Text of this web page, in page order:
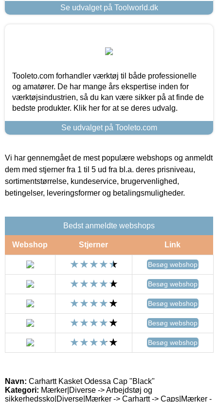
Se udvalget på Toolworld.dk
Tooleto.com forhandler værktøj til både professionelle
og amatører. De har mange års ekspertise inden for
værktøjsindustrien, så du kan være sikker på at finde de
bedste produkter. Klik her for at se deres udvalg.
Se udvalget på Tooleto.com
Vi har gennemgået de mest populære webshops og anmeldt
dem med stjerner fra 1 til 5 ud fra bl.a. deres prisniveau,
sortimentstørrelse, kundeservice, brugervenlighed,
betingelser, leveringsformer og betalingsmuligheder.
Bedst anmeldte webshops
Webshop Stjerner Link
Besøg webshop
Besøg webshop
Besøg webshop
Besøg webshop
Besøg webshop
Navn: Carhartt Kasket Odessa Cap "Black"
Kategori: Mærker|Diverse -> Arbejdstøj og
sikkerhedssko|Diverse|Mærker -> Carhartt -> Caps|Mærker -